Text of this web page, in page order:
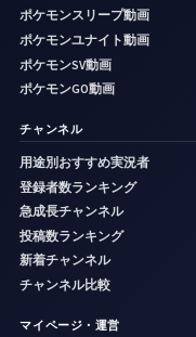
ポケモンスリープ動画
ポケモンユナイト動画
ポケモンSV動画
ポケモンGO動画
チャンネル
用途別おすすめ実況者
登録者数ランキング
急成長チャンネル
投稿数ランキング
新着チャンネル
チャンネル比較
マイページ・運営